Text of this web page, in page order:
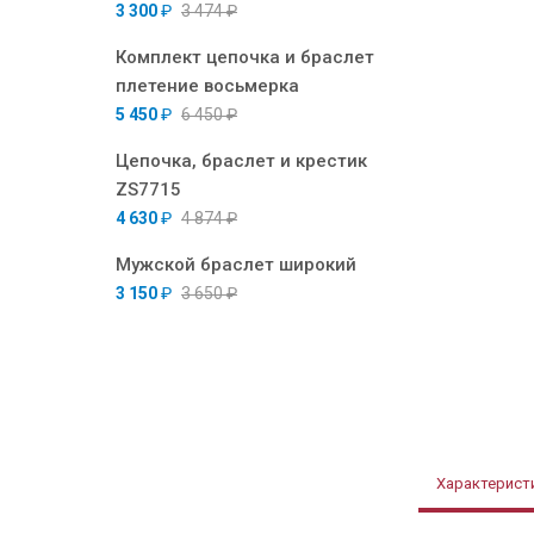
3 300₽ 3 474₽
Комплект цепочка и браслет
плетение восьмерка
5 450₽ 6 450₽
Цепочка, браслет и крестик
ZS7715
4 630₽ 4 874₽
Мужской браслет широкий
3 150₽ 3 650₽